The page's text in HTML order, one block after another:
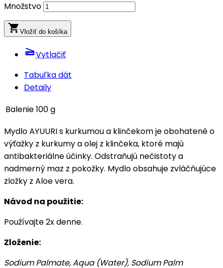
Množstvo
local_grocery_store Vložiť do košíka
scannerVytlačiť
Tabuľka dát
Detaily
Balenie100 g
Mydlo AYUURI s kurkumou a klinčekom je obohatené o
výťažky z kurkumy a olej z klinčeka, ktoré majú
antibakteriálne účinky. Odstraňujú nečistoty a
nadmerný maz z pokožky. Mydlo obsahuje zvláčňujúce
zložky z Aloe vera.
Návod na použitie:
Používajte 2x denne.
Zloženie:
Sodium Palmate, Aqua (Water), Sodium Palm